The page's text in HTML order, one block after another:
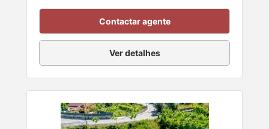
Contactar agente
Ver detalhes